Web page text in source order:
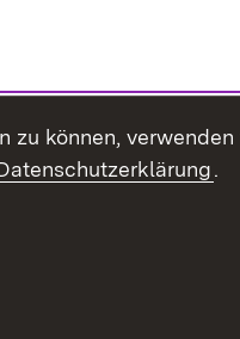
zu können, verwenden
.